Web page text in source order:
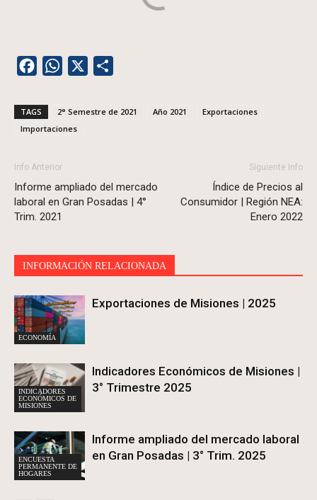
FacebookWhatsApp
TAGS 2° Semestre de 2021 Año 2021
Exportaciones
Importaciones
Info Anterior
Informe ampliado del mercado
laboral en Gran Posadas | 4°
Trim. 2021
Siguiente Info
Índice de Precios al
Consumidor | Región NEA:
Enero 2022
INFORMACIÓN RELACIONADA
ECONOMÍA
Exportaciones de Misiones | 2025
INDICADORES
ECONÓMICOS DE
MISIONES
Indicadores Económicos de Misiones |
3° Trimestre 2025
ENCUESTA
PERMANENTE DE
HOGARES
Informe ampliado del mercado laboral
en Gran Posadas | 3° Trim. 2025